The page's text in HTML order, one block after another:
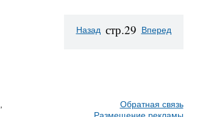
Назад стр.29 Вперед
Обратная связь